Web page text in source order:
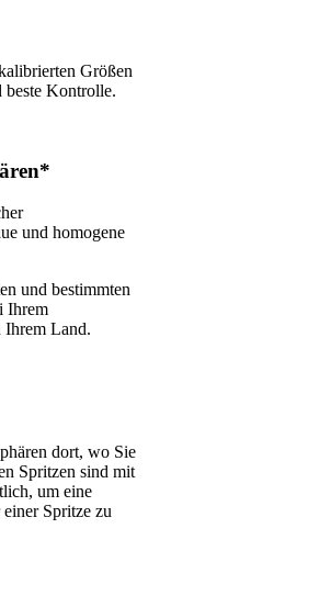
Größen
beste Kontrolle.
und homogene
und bestimmten
Ihrem
Ihrem Land.
dort, wo Sie
Spritzen sind mit
um eine
Spritze zu